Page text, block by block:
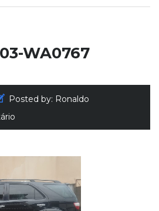
WA0767
Posted by: Ronaldo